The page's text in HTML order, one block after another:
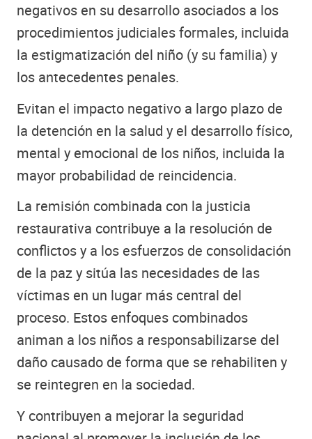
negativos en su desarrollo asociados a los
procedimientos judiciales formales, incluida
la estigmatización del niño (y su familia) y
los antecedentes penales.
Evitan el impacto negativo a largo plazo de
la detención en la salud y el desarrollo físico,
mental y emocional de los niños, incluida la
mayor probabilidad de reincidencia.
La remisión combinada con la justicia
restaurativa contribuye a la resolución de
conflictos y a los esfuerzos de consolidación
de la paz y sitúa las necesidades de las
víctimas en un lugar más central del
proceso. Estos enfoques combinados
animan a los niños a responsabilizarse del
daño causado de forma que se rehabiliten y
se reintegren en la sociedad.
Y contribuyen a mejorar la seguridad